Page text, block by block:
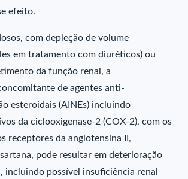
efeito.
com depleção de volume
em tratamento com diuréticos) ou
da função renal, a
de agentes anti-
esteroidais (AINEs) incluindo
da ciclooxigenase-2 (COX-2), com os
receptores da angiotensina II,
pode resultar em deterioração
incluindo possível insuficiência renal